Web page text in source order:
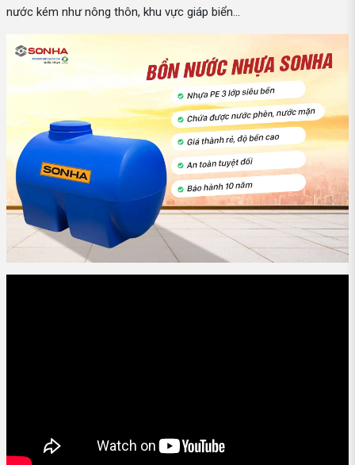
nước kém như nông thôn, khu vực giáp biển...